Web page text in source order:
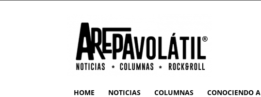
HOME NOTICIAS COLUMNAS CONOCIENDO A